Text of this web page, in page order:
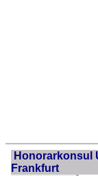
Honorarkonsul
Frankfurt